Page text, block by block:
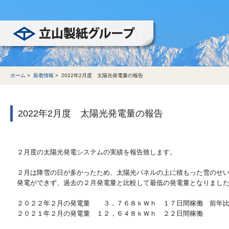
ホーム > 新着情報 > 2022年2月度 太陽光発電量の報告
2022年2月度 太陽光発電量の報告
２月度の太陽光発電システムの実績を報告致します。
２月は降雪の日が多かったため、太陽光パネルの上に積もった雪のせ
発電ができず、過去の２月発電量と比較して最低の発電量となりまし
２０２２年２月の発電量 ３，７６８ｋＷｈ １７日間稼働 前年
２０２１年２月の発電量 １２，６４８ｋＷｈ ２２日間稼働